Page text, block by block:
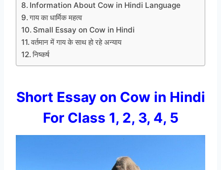
Information About Cow in Hindi Language
गाय का धार्मिक महत्व
Small Essay on Cow in Hindi
वर्तमान में गाय के साथ हो रहे अन्याय
निष्कर्ष
Short Essay on Cow in Hindi
For Class 1, 2, 3, 4, 5